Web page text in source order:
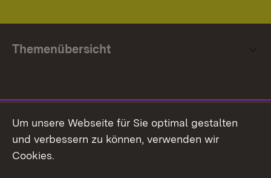
Themenübersicht
Facebook
Um unsere Webseite für Sie optimal gestalten
und verbessern zu können, verwenden wir
Cookies.